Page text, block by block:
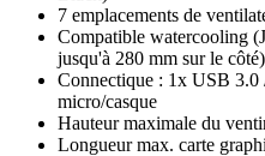
7 emplacements de
Compatible watercooling
jusqu'à 280 mm sur le côté)
Connectique : 1x USB
micro/casque
Hauteur maximale du
Longueur max. carte